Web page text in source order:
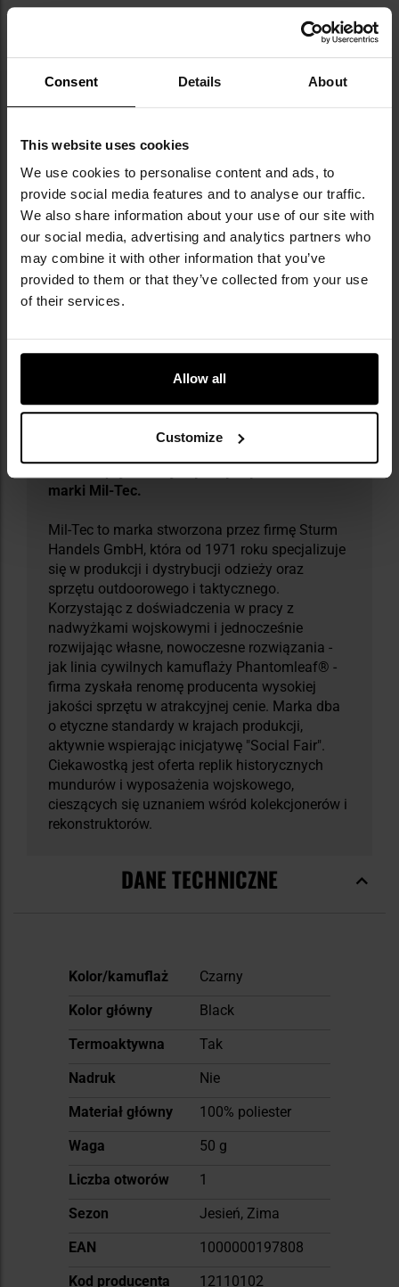
Consent Details About
This website uses cookies
We use cookies to personalise content and ads, to
provide social media features and to analyse our traffic.
We also share information about your use of our site with
our social media, advertising and analytics partners who
may combine it with other information that you’ve
provided to them or that they’ve collected from your use
of their services.
Allow all
Customize
DANE TECHNICZNE
Kolor: Black
Materiał: 100% poliester
Rozmiar: uniwersalny
Waga: 50 g
Producent:
Mil-Tec, Niemcy
marki Mil-Tec.
Mil-Tec to marka stworzona przez firmę Sturm
Handels GmbH, która od 1971 roku specjalizuje
się w produkcji i dystrybucji odzieży oraz
sprzętu outdoorowego i taktycznego.
Korzystając z doświadczenia w pracy z
nadwyżkami wojskowymi i jednocześnie
rozwijając własne, nowoczesne rozwiązania -
jak linia cywilnych kamuflaży Phantomleaf® -
firma zyskała renomę producenta wysokiej
jakości sprzętu w atrakcyjnej cenie. Marka dba
o etyczne standardy w krajach produkcji,
aktywnie wspierając inicjatywę "Social Fair".
Ciekawostką jest oferta replik historycznych
mundurów i wyposażenia wojskowego,
cieszących się uznaniem wśród kolekcjonerów i
rekonstruktorów.
DANE TECHNICZNE
Więcej
Kolor/kamuflaż
Czarny
Kolor główny
Black
Termoaktywna
Tak
Nadruk
Nie
Materiał główny
100% poliester
Waga
50 g
Liczba otworów
1
Sezon
Jesień, Zima
EAN
1000000197808
Kod producenta
12110102